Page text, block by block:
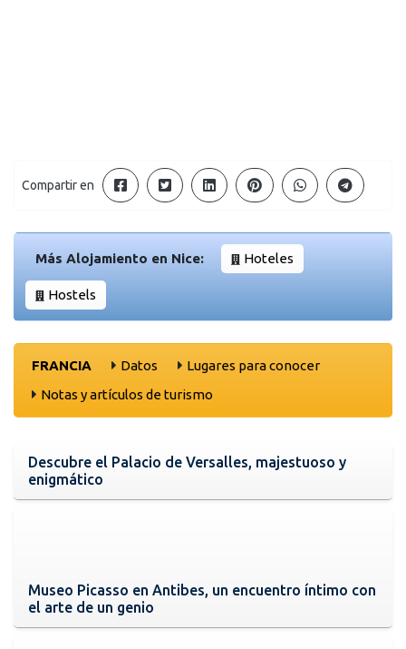
Compartir en
Más Alojamiento en Nice: Hoteles
Hostels
FRANCIA Datos
Lugares para conocer
Notas y artículos de turismo
Descubre el Palacio de Versalles, majestuoso y
enigmático
Museo Picasso en Antibes, un encuentro íntimo con
el arte de un genio